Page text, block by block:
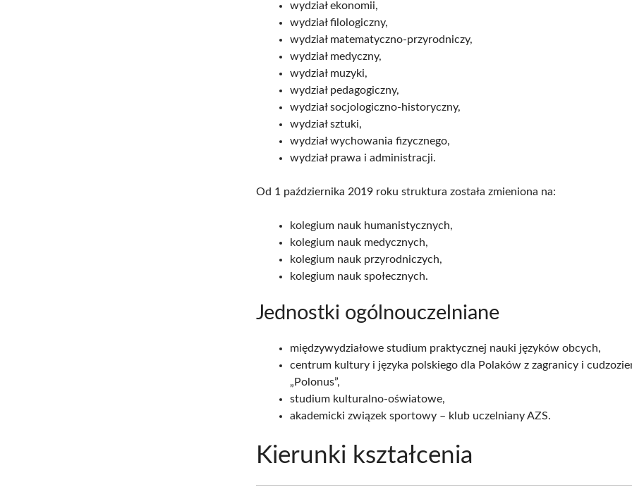
wydział ekonomii,
wydział filologiczny,
wydział matematyczno-przyrodniczy,
wydział medyczny,
wydział muzyki,
wydział pedagogiczny,
wydział socjologiczno-historyczny,
wydział sztuki,
wydział wychowania fizycznego,
wydział prawa i administracji.
Od 1 października 2019 roku struktura została zmieniona na:
kolegium nauk humanistycznych,
kolegium nauk medycznych,
kolegium nauk przyrodniczych,
kolegium nauk społecznych.
Jednostki ogólnouczelniane
międzywydziałowe studium praktycznej nauki języków obcych,
centrum kultury i języka polskiego dla Polaków z zagranicy i
„Polonus”,
studium kulturalno-oświatowe,
akademicki związek sportowy – klub uczelniany AZS.
Kierunki kształcenia